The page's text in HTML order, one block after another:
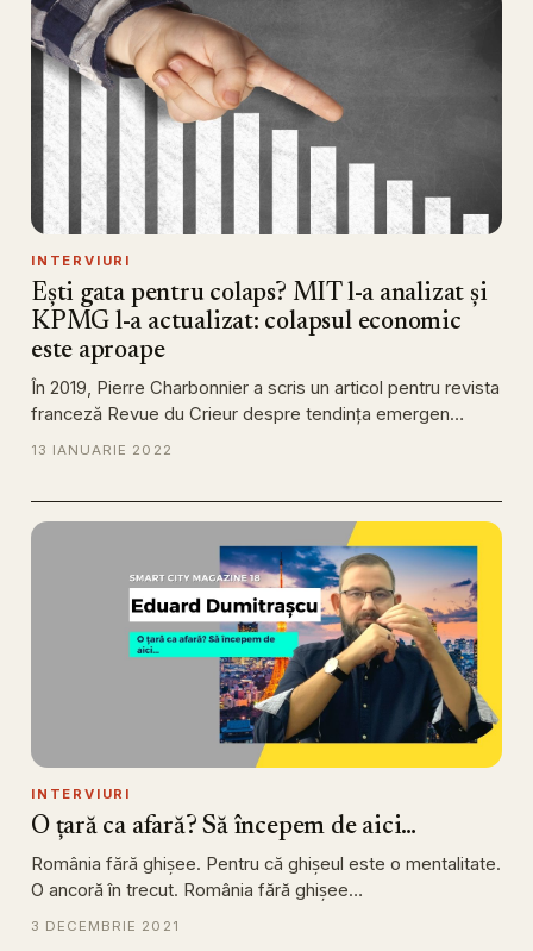
INTERVIURI
Ești gata pentru colaps? MIT l-a analizat și
KPMG l-a actualizat: colapsul economic
este aproape
În 2019, Pierre Charbonnier a scris un articol pentru revista
franceză Revue du Crieur despre tendința emergen…
13 IANUARIE 2022
INTERVIURI
O țară ca afară? Să începem de aici…
România fără ghișee. Pentru că ghișeul este o mentalitate.
O ancoră în trecut. România fără ghișee…
3 DECEMBRIE 2021